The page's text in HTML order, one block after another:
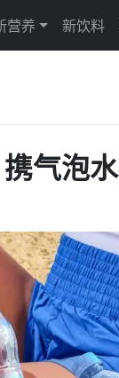
营养 新饮料
气泡